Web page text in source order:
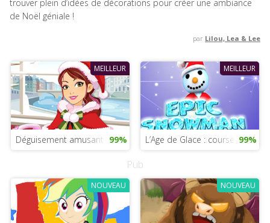
trouver plein d’idées de décorations pour créer une ambiance
de Noël géniale !
par Lilou, Lea & Lee
MEILLEUR
Déguisement amusant de Noël
99%
MEILLEUR
L’Age de Glace : course de
99%
Pub
NOUVEAU NOUVEAU